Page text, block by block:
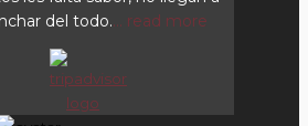
del todo.... read more